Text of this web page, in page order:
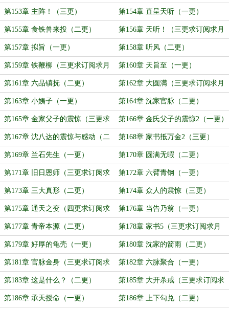
第153章 主阵！（三更） 第154章 直呈天听（一更）
第155章 食铁兽来投（二更） 第156章 天听！（三更求订阅求月
票）
第157章 拟旨（一更） 第158章 听风（二更）
第159章 铁鞭柳（三更求订阅求月
票）
第160章 天旨至（一更）
第161章 六品镇抚（二更） 第162章 大圆满（三更求订阅求月
票）
第163章 小姨子（一更） 第164章 沈家官脉（二更）
第165章 金家父子的震惊（三更求
订阅求月票）
第166章 金氏父子的震惊2（一更）
第167章 沈八达的震惊与感动（二
更）
第168章 家书抵万金2（三更）
第169章 兰石先生（一更） 第170章 圆满无暇（二更）
第171章 旧日恩师（三更求订阅求
月票）
第172章 六臂青钢（一更）
第173章 三大真形（二更） 第174章 众人的震惊（三更）
第175章 通天之变（四更求订阅求
月票）
第176章 当告乃翁（一更）
第177章 青帝本源（二更） 第178章 家书5（三更求订阅求月
票）
第179章 好厚的龟壳（一更） 第180章 沈家的箭雨（二更）
第181章 官脉金身（三更求订阅求
月票）
第182章 六脉聚合（一更）
第183章 这是什么？（二更） 第185章 大开杀戒（三更求订阅求
月票）
第186章 承天授命（一更） 第186章 上下勾兑（二更）